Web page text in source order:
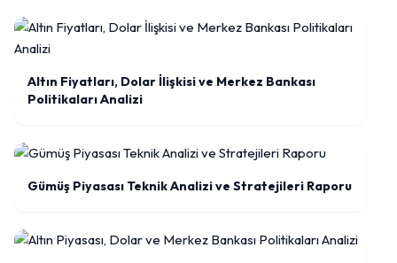
Altın Fiyatları, Dolar İlişkisi ve Merkez Bankası
Politikaları Analizi
Gümüş Piyasası Teknik Analizi ve Stratejileri Raporu